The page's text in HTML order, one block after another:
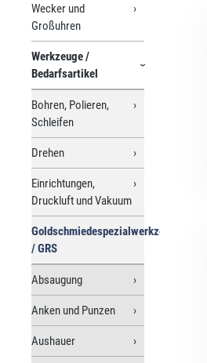
Wecker und
Großuhren
Werkzeuge /
Bedarfsartikel
Bohren, Polieren,
Schleifen
Drehen
Einrichtungen,
Druckluft und Vakuum
Goldschmiedespezialwerkzeuge
/ GRS
Absaugung
Anken und Punzen
Aushauer